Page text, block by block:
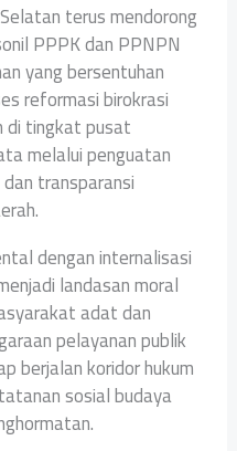
terus mendorong
PPPK dan PPNPN
yang bersentuhan
reformasi birokrasi
di tingkat pusat
melalui penguatan
transparansi
dengan internalisasi
landasan moral
adat dan
pelayanan publik
berjalan koridor hukum
sosial budaya